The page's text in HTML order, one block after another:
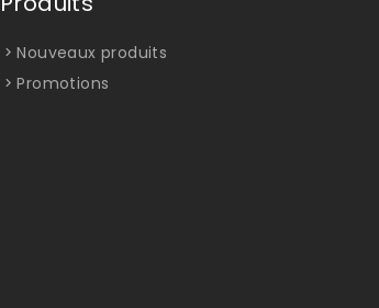
Nouveaux produits
Promotions